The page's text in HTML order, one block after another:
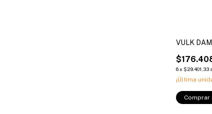
VULK
6x $29.401,33
¡Última
Comprar